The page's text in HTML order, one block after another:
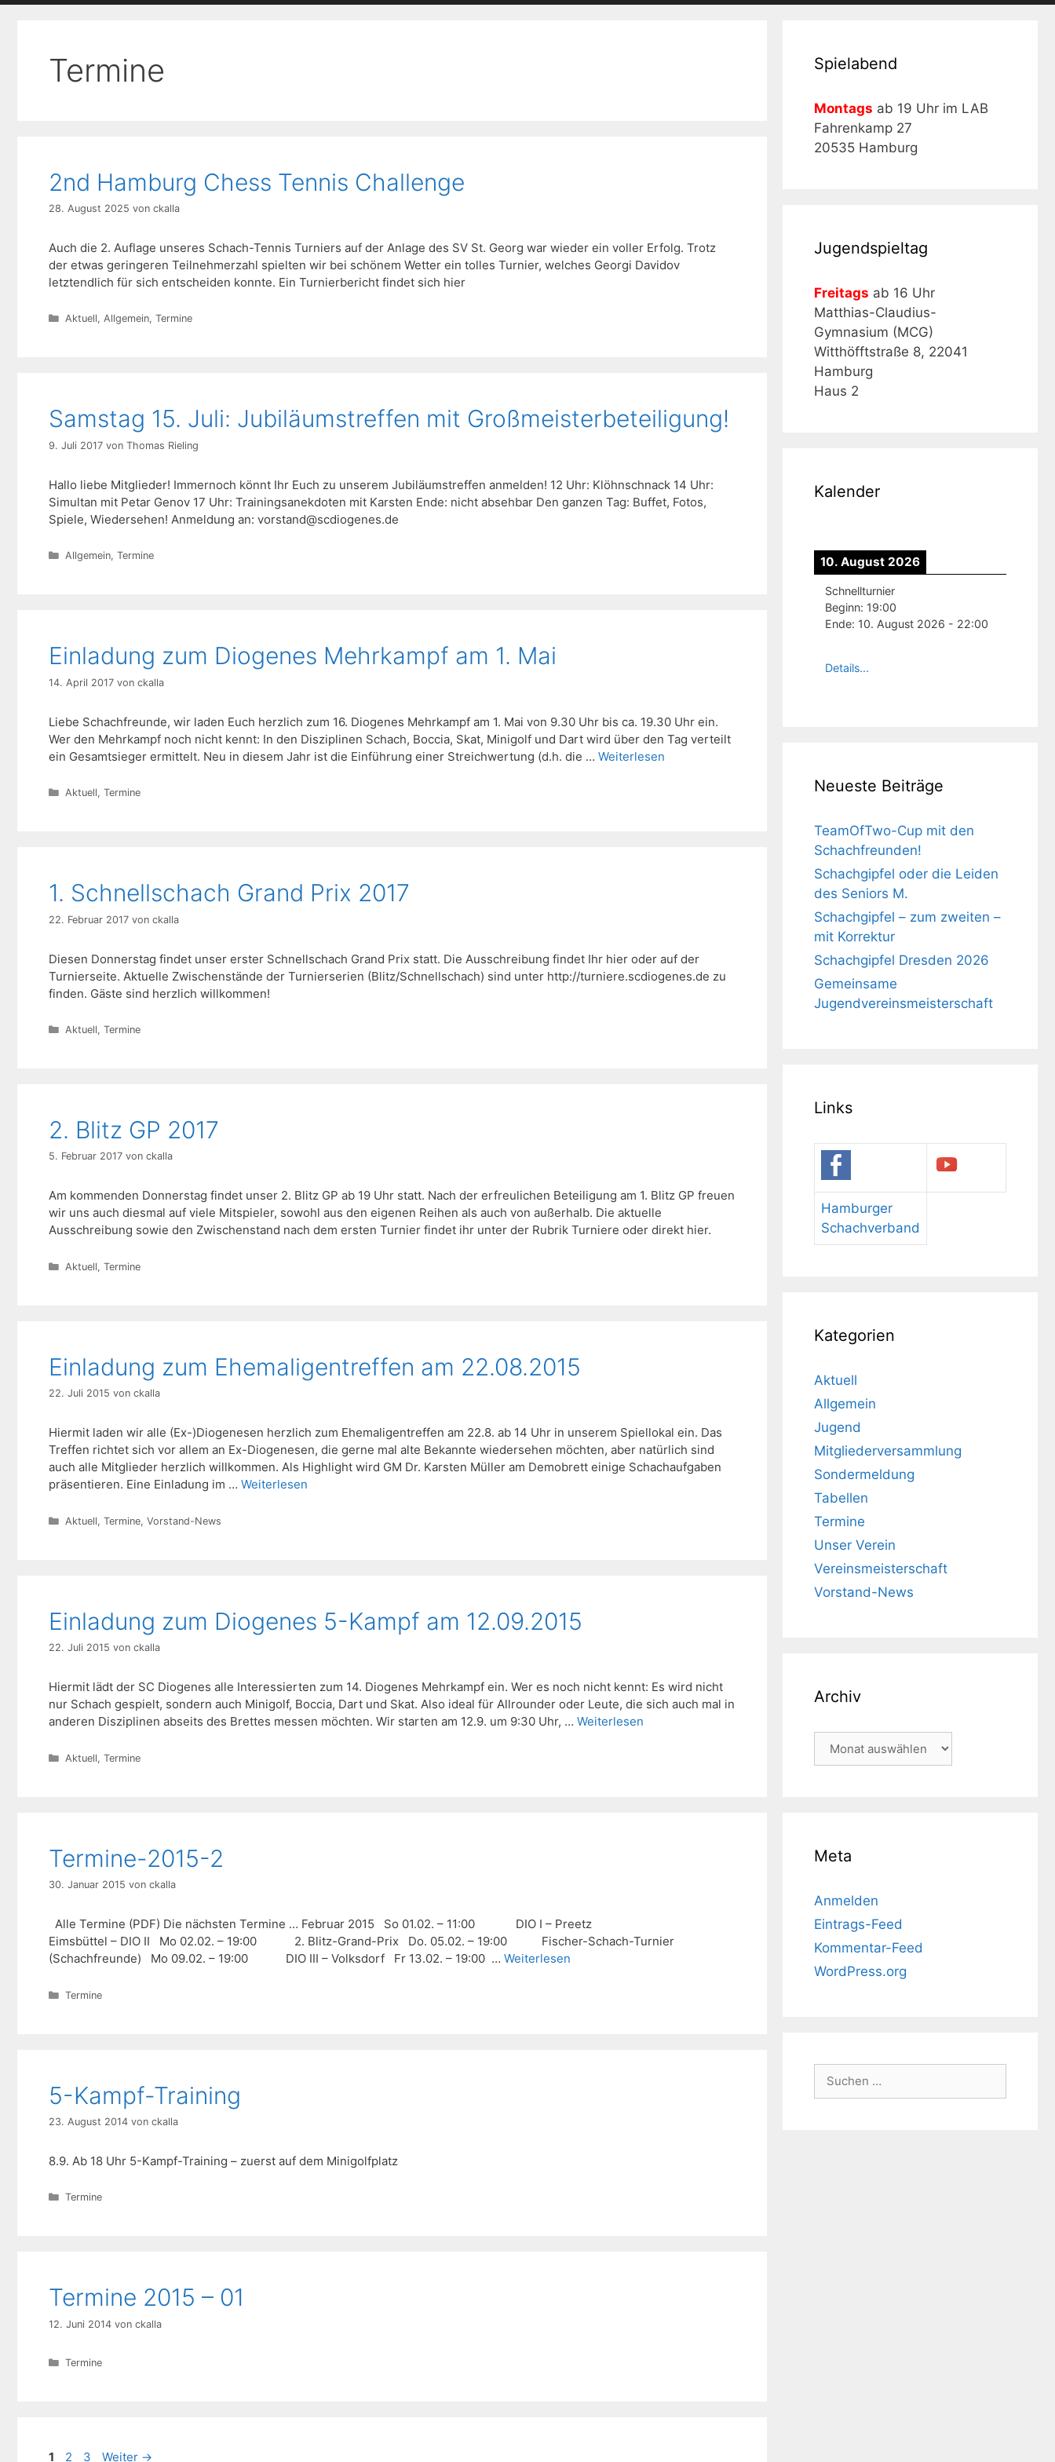
Termine
2nd Hamburg Chess Tennis Challenge
28. August 2025 von ckalla
Auch die 2. Auflage unseres Schach-Tennis Turniers auf der Anlage des SV St. Georg war wieder ein voller Erfolg. Trotz
der etwas geringeren Teilnehmerzahl spielten wir bei schönem Wetter ein tolles Turnier, welches Georgi Davidov
letztendlich für sich entscheiden konnte. Ein Turnierbericht findet sich hier
Kategorien
Aktuell, Allgemein, Termine
Samstag 15. Juli: Jubiläumstreffen mit Großmeisterbeteiligung!
9. Juli 2017 von Thomas Rieling
Hallo liebe Mitglieder! Immernoch könnt Ihr Euch zu unserem Jubiläumstreffen anmelden! 12 Uhr: Klöhnschnack 14 Uhr:
Simultan mit Petar Genov 17 Uhr: Trainingsanekdoten mit Karsten Ende: nicht absehbar Den ganzen Tag: Buffet, Fotos,
Spiele, Wiedersehen! Anmeldung an: vorstand@scdiogenes.de
Kategorien
Allgemein, Termine
Einladung zum Diogenes Mehrkampf am 1. Mai
14. April 2017 von ckalla
Liebe Schachfreunde, wir laden Euch herzlich zum 16. Diogenes Mehrkampf am 1. Mai von 9.30 Uhr bis ca. 19.30 Uhr ein.
Wer den Mehrkampf noch nicht kennt: In den Disziplinen Schach, Boccia, Skat, Minigolf und Dart wird über den Tag verteilt
ein Gesamtsieger ermittelt. Neu in diesem Jahr ist die Einführung einer Streichwertung (d.h. die … Weiterlesen
Kategorien
Aktuell, Termine
1. Schnellschach Grand Prix 2017
22. Februar 2017 von ckalla
Diesen Donnerstag findet unser erster Schnellschach Grand Prix statt. Die Ausschreibung findet Ihr hier oder auf der
Turnierseite. Aktuelle Zwischenstände der Turnierserien (Blitz/Schnellschach) sind unter http://turniere.scdiogenes.de zu
finden. Gäste sind herzlich willkommen!
Kategorien
Aktuell, Termine
2. Blitz GP 2017
5. Februar 2017 von ckalla
Am kommenden Donnerstag findet unser 2. Blitz GP ab 19 Uhr statt. Nach der erfreulichen Beteiligung am 1. Blitz GP freuen
wir uns auch diesmal auf viele Mitspieler, sowohl aus den eigenen Reihen als auch von außerhalb. Die aktuelle
Ausschreibung sowie den Zwischenstand nach dem ersten Turnier findet ihr unter der Rubrik Turniere oder direkt hier.
Kategorien
Aktuell, Termine
Einladung zum Ehemaligentreffen am 22.08.2015
22. Juli 2015 von ckalla
Hiermit laden wir alle (Ex-)Diogenesen herzlich zum Ehemaligentreffen am 22.8. ab 14 Uhr in unserem Spiellokal ein. Das
Treffen richtet sich vor allem an Ex-Diogenesen, die gerne mal alte Bekannte wiedersehen möchten, aber natürlich sind
auch alle Mitglieder herzlich willkommen. Als Highlight wird GM Dr. Karsten Müller am Demobrett einige Schachaufgaben
präsentieren. Eine Einladung im … Weiterlesen
Kategorien
Aktuell, Termine, Vorstand-News
Einladung zum Diogenes 5-Kampf am 12.09.2015
22. Juli 2015 von ckalla
Hiermit lädt der SC Diogenes alle Interessierten zum 14. Diogenes Mehrkampf ein. Wer es noch nicht kennt: Es wird nicht
nur Schach gespielt, sondern auch Minigolf, Boccia, Dart und Skat. Also ideal für Allrounder oder Leute, die sich auch mal in
anderen Disziplinen abseits des Brettes messen möchten. Wir starten am 12.9. um 9:30 Uhr, … Weiterlesen
Kategorien
Aktuell, Termine
Termine-2015-2
30. Januar 2015 von ckalla
Alle Termine (PDF) Die nächsten Termine … Februar 2015 So 01.02. – 11:00 DIO I – Preetz
Eimsbüttel – DIO II Mo 02.02. – 19:00 2. Blitz-Grand-Prix Do. 05.02. – 19:00 Fischer-Schach-Turnier
(Schachfreunde) Mo 09.02. – 19:00 DIO III – Volksdorf Fr 13.02. – 19:00 … Weiterlesen
Kategorien
Termine
5-Kampf-Training
23. August 2014 von ckalla
8.9. Ab 18 Uhr 5-Kampf-Training – zuerst auf dem Minigolfplatz
Kategorien
Termine
Termine 2015 – 01
12. Juni 2014 von ckalla
Kategorien
Termine
Seite
1 Seite
2 Seite
3 Weiter →
Spielabend
Montags ab 19 Uhr im LAB
Fahrenkamp 27
20535 Hamburg
Jugendspieltag
Freitags ab 16 Uhr
Matthias-Claudius-
Gymnasium (MCG)
Witthöfftstraße 8, 22041
Hamburg
Haus 2
Kalender
10. August 2026
Schnellturnier
Beginn: 19:00
Ende: 10. August 2026 - 22:00
Details...
Neueste Beiträge
TeamOfTwo-Cup mit den
Schachfreunden!
Schachgipfel oder die Leiden
des Seniors M.
Schachgipfel – zum zweiten –
mit Korrektur
Schachgipfel Dresden 2026
Gemeinsame
Jugendvereinsmeisterschaft
Links
Hamburger
Schachverband
Kategorien
Aktuell
Allgemein
Jugend
Mitgliederversammlung
Sondermeldung
Tabellen
Termine
Unser Verein
Vereinsmeisterschaft
Vorstand-News
Archiv
Meta
Anmelden
Eintrags-Feed
Kommentar-Feed
WordPress.org